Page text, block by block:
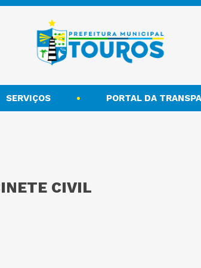
SERVIÇOS PORTAL DA
CIVIL